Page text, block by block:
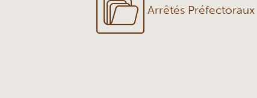
Arrêtés Préfectoraux